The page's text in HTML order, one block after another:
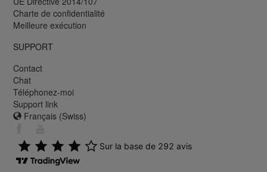
Charte de confidentialité
Meilleure exécution
SUPPORT
Contact
Chat
Téléphonez-moi
Support link
Français (Swiss)